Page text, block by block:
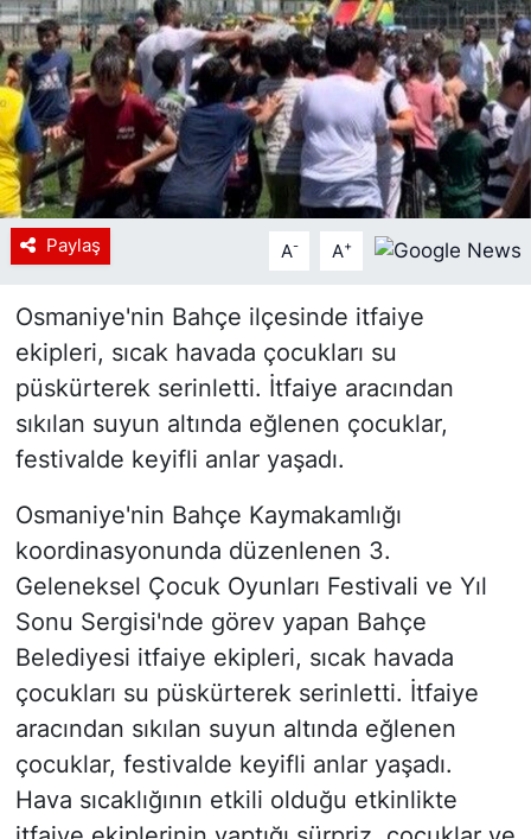
Paylaş A- A+
Osmaniye'nin Bahçe ilçesinde itfaiye
ekipleri, sıcak havada çocukları su
püskürterek serinletti. İtfaiye aracından
sıkılan suyun altında eğlenen çocuklar,
festivalde keyifli anlar yaşadı.
Osmaniye'nin Bahçe Kaymakamlığı
koordinasyonunda düzenlenen 3.
Geleneksel Çocuk Oyunları Festivali ve Yıl
Sonu Sergisi'nde görev yapan Bahçe
Belediyesi itfaiye ekipleri, sıcak havada
çocukları su püskürterek serinletti. İtfaiye
aracından sıkılan suyun altında eğlenen
çocuklar, festivalde keyifli anlar yaşadı.
Hava sıcaklığının etkili olduğu etkinlikte
Haberde insan
Tanıtım